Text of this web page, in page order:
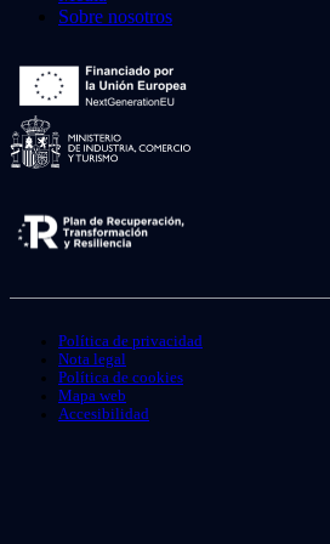
Sobre nosotros
Política de privacidad
Nota legal
Política de cookies
Mapa web
Accesibilidad